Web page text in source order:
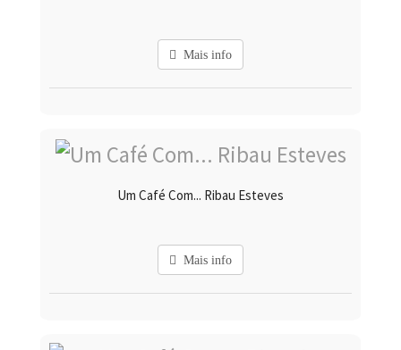
Mais info
Um Café Com... Ribau Esteves
Mais info